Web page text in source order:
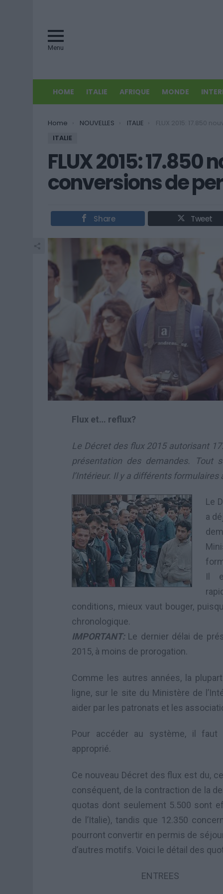
Menu
HOME ITALIE AFRIQUE MONDE
You are here:
Home NOUVELLES ITALIE
FLUX 2015: 17.850 nouvelles entrées et
ITALIE
FLUX 2015:
conversions de
Share Tweet
Flux et… reflux?
Le Décret des flux 2015 autorisant
présentation des demandes.
l’Intérieur. Il y a différents formulaires
Le
a
Il
conditions, mieux vaut bouger,
chronologique.
IMPORTANT: Le dernier délai de
2015, à moins de prorogation.
Comme les autres années, la
ligne, sur le site du Ministère de
aider par les patronats et les
Pour accéder au système, il faut
approprié.
Ce nouveau Décret des flux est du,
conséquent, de la contraction de la
quotas dont seulement 5.500 sont
de l’Italie), tandis que 12.350
pourront convertir en permis de
d’autres motifs. Voici le détail des
ENTREES